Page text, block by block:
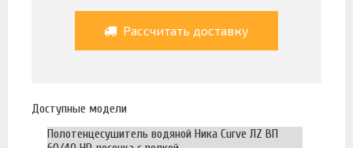
Рассчитать доставку
Доступные модели
Полотенцесушитель водяной Ника Curve ЛZ ВП